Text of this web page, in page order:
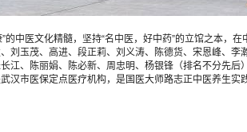
医文化精髓，坚持“名中医，好中药”的立馆之本，
玉茂、高进、段正莉、刘义涛、陈德货、宋恩峰、
、陈丽娟、陈必新、周忠明、杨银锋（排名不分先
市医保定点医疗机构，是国医大师路志正中医养生